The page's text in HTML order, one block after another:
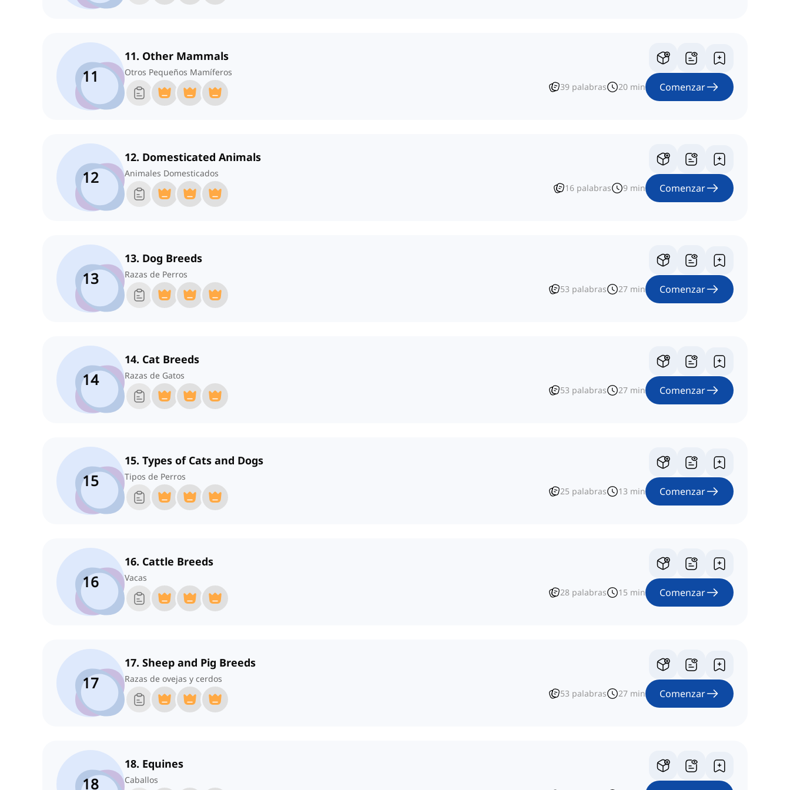
11
11. Other Mammals
Otros Pequeños Mamíferos
39 palabras 20 min Comenzar
12
12. Domesticated Animals
Animales Domesticados
16 palabras 9 min Comenzar
13
13. Dog Breeds
Razas de Perros
53 palabras 27 min Comenzar
14
14. Cat Breeds
Razas de Gatos
53 palabras 27 min Comenzar
15
15. Types of Cats and Dogs
Tipos de Perros
25 palabras 13 min Comenzar
16
16. Cattle Breeds
Vacas
28 palabras 15 min Comenzar
17
17. Sheep and Pig Breeds
Razas de ovejas y cerdos
53 palabras 27 min Comenzar
18
18. Equines
Caballos